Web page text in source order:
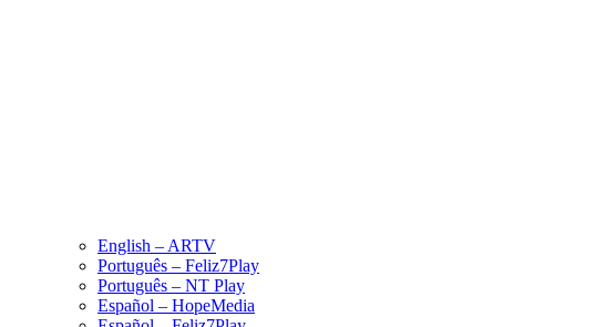
English – ARTV
Português – Feliz7Play
Português – NT Play
Español – HopeMedia